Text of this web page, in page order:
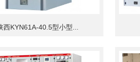
西KYN61A-40.5型小型...